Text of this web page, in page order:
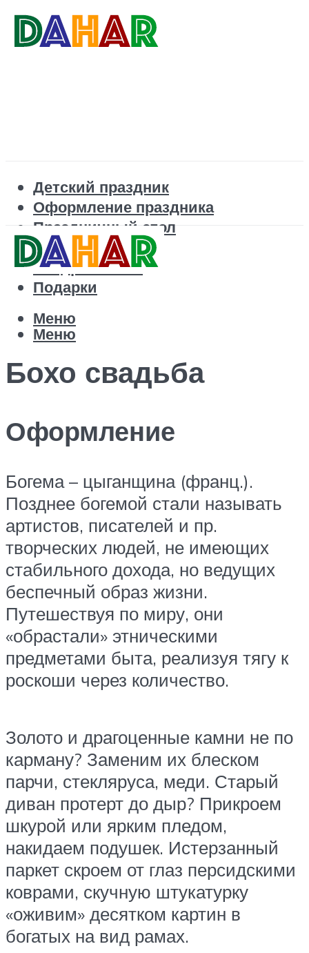
Детский праздник
Оформление праздника
Праздничный стол
Корпоратив
Поздравления
Подарки
Меню
Меню
Бохо свадьба
Оформление
Богема – цыганщина (франц.).
Позднее богемой стали называть
артистов, писателей и пр.
творческих людей, не имеющих
стабильного дохода, но ведущих
беспечный образ жизни.
Путешествуя по миру, они
«обрастали» этническими
предметами быта, реализуя тягу к
роскоши через количество.
Золото и драгоценные камни не по
карману? Заменим их блеском
парчи, стекляруса, меди. Старый
диван протерт до дыр? Прикроем
шкурой или ярким пледом,
накидаем подушек. Истерзанный
паркет скроем от глаз персидскими
коврами, скучную штукатурку
«оживим» десятком картин в
богатых на вид рамах.